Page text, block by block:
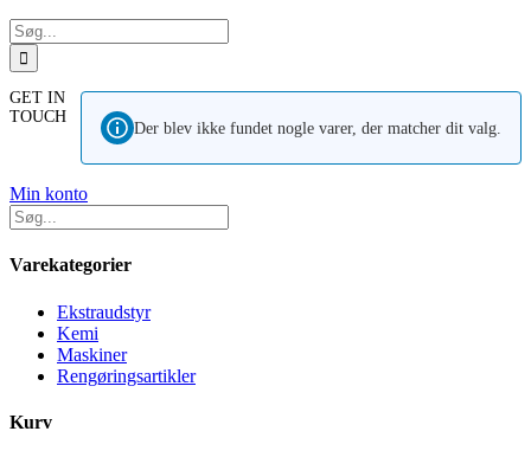
Søg
efter:
Der blev ikke fundet nogle varer, der matcher dit valg.
Min konto
Varekategorier
Ekstraudstyr
Kemi
Maskiner
Rengøringsartikler
Kurv
GET IN
TOUCH